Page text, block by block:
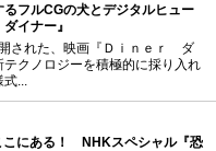
フルCGの犬とデジタルヒュー
イナー』
された、映画『Ｄｉｎｅｒ ダ
クノロジーを積極的に採り入れ
...
こにある！ NHKスペシャル『恐